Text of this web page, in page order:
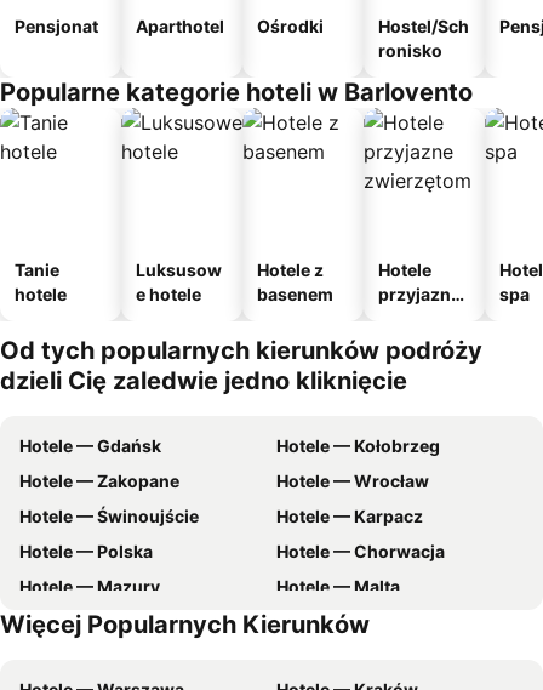
Pensjonat Aparthotel Ośrodki
Hostel/Sch
ronisko
Popularne kategorie hoteli w Barlovento
Tanie
hotele
Luksusow
e hotele
Hotele z
basenem
Hotele
przyjazne
m
spa
Od tych popularnych kierunków podróży
dzieli Cię zaledwie jedno kliknięcie
Hotele — Gdańsk
Hotele — Kołobrzeg
Hotele — Zakopane
Hotele — Wrocław
Hotele — Świnoujście
Hotele — Karpacz
Hotele — Polska
Hotele — Chorwacja
Hotele — Mazury
Hotele — Malta
Hotele — zachodniopomorskie
Hotele — Wybrzeże Bałtyckie
Więcej Popularnych Kierunków